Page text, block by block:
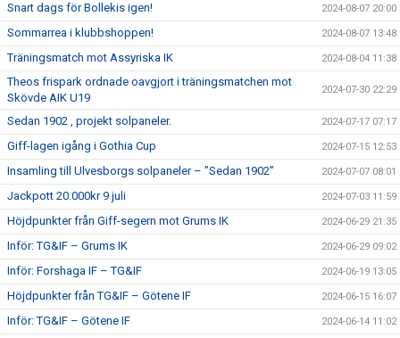
Snart dags för Bollekis igen! 2024-08-07 20:00
Sommarrea i klubbshoppen! 2024-08-07 13:48
Träningsmatch mot Assyriska IK 2024-08-04 11:38
Theos frispark ordnade oavgjort i träningsmatchen mot
Skövde AIK U19
2024-07-30 22:29
Sedan 1902 , projekt solpaneler. 2024-07-17 07:17
Giff-lagen igång i Gothia Cup 2024-07-15 12:53
Insamling till Ulvesborgs solpaneler – ”Sedan 1902” 2024-07-07 08:01
Jackpott 20.000kr 9 juli 2024-07-03 11:59
Höjdpunkter från Giff-segern mot Grums IK 2024-06-29 21:35
Inför: TG&IF – Grums IK 2024-06-29 09:02
Inför: Forshaga IF – TG&IF 2024-06-19 13:05
Höjdpunkter från TG&IF – Götene IF 2024-06-15 16:07
Inför: TG&IF – Götene IF 2024-06-14 11:02